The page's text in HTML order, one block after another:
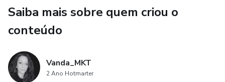
posicionamento para transformar um simples doce em um
produto altamente lucrativo. Você
vai entender quanto cobrar, como calcular seus custos e
como apresentar o produto de forma
Saiba mais sobre quem criou o
conteúdo
Vanda_MKT
2 Ano Hotmarter